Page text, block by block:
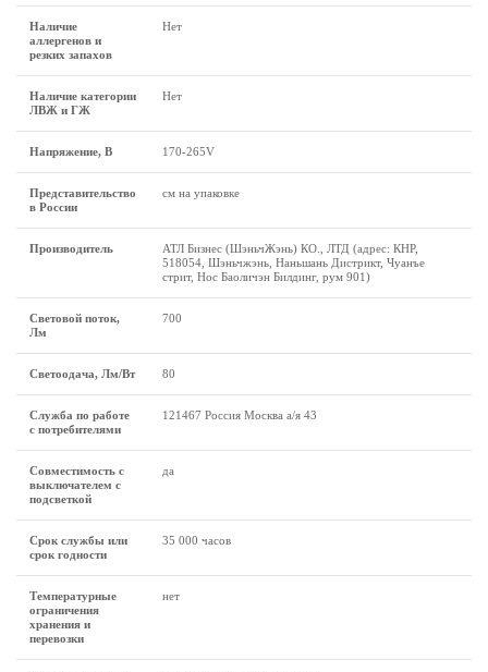
Наличие
аллергенов и
резких запахов
Нет
Наличие категории
ЛВЖ и ГЖ
Нет
Напряжение, В 170-265V
Представительство
в России
см на упаковке
Производитель
АТЛ Бизнес (ШэньчЖэнь) КО., ЛТД (адрес: КНР,
518054, Шэньчжэнь, Наньшань Дистрикт, Чуанъе
стрит, Нос Баоличэн Билдинг, рум 901)
Световой поток,
Лм
700
Светоодача, Лм/Вт 80
Служба по работе
с потребителями
121467 Россия Москва а/я 43
Совместимость с
выключателем с
подсветкой
да
Срок службы или
срок годности
35 000 часов
Температурные
ограничения
хранения и
перевозки
нет